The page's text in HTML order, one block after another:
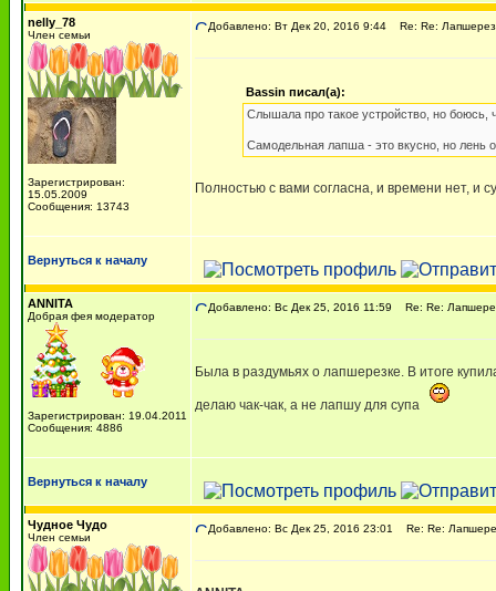
nelly_78
Член семьи
Зарегистрирован:
15.05.2009
Сообщения: 13743
Добавлено: Вт Дек 20, 2016 9:44 Re: Re:
Bassin писал(а):
Слышала про такое устройство, но боюсь,
Самодельная лапша - это вкусно, но лень
Полностью с вами согласна, и времени нет,
Вернуться к началу
ANNITA
Добрая фея модератор
Зарегистрирован: 19.04.2011
Сообщения: 4886
Добавлено: Вс Дек 25, 2016 11:59 Re: Re:
Была в раздумьях о лапшерезке. В итоге
делаю чак-чак, а не лапшу для супа
Вернуться к началу
Чудное Чудо
Член семьи
Добавлено: Вс Дек 25, 2016 23:01 Re: Re: